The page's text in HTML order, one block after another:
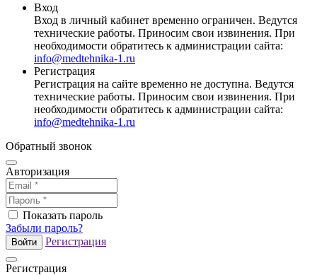
Вход
Вход в личный кабинет временно ограничен. Ведутся
технические работы. Приносим свои извинения. При
необходимости обратитесь к администрации сайта:
info@medtehnika-1.ru
Регистрация
Регистрация на сайте временно не доступна. Ведутся
технические работы. Приносим свои извинения. При
необходимости обратитесь к администрации сайта:
info@medtehnika-1.ru
Обратный звонок
Авторизация
Показать пароль
Забыли пароль?
Войти Регистрация
Регистрация